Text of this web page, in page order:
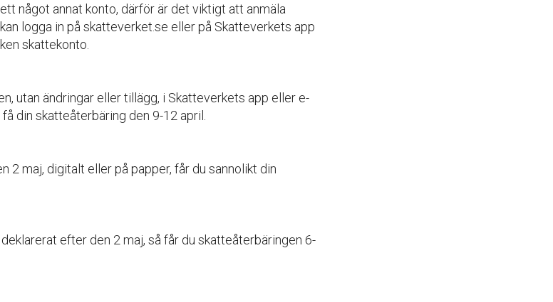
något annat konto, därför är det viktigt att anmäla
logga in på skatteverket.se eller på Skatteverkets app
skattekonto.
utan ändringar eller tillägg, i Skatteverkets app eller e-
din skatteåterbäring den 9-12 april.
2 maj, digitalt eller på papper, får du sannolikt din
efter den 2 maj, så får du skatteåterbäringen 6-